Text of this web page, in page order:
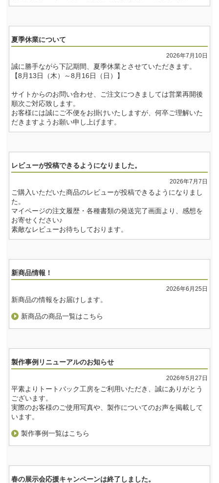
夏季休業について
2026年7月10日
誠に勝手ながら下記期間、夏季休業とさせていただきます。
【8月13日（木）～8月16日（日）】
サイトからのお問い合わせ、ご注文につきましては営業再開後
順次ご対応致します。
お客様には誠にご不便をお掛けいたしますが、何卒ご理解いた
だきますようお願い申し上げます。
レビューが投稿できるようになりました。
2026年7月7日
ご購入いただいた商品のレビューが投稿できるようになりまし
た。
マイページの注文履歴・各種書類の発送完了画面より、感想を
お寄せください♪
素敵なレビューお待ちしております。
新商品情報！
2026年6月25日
新商品の情報をお届けします。
新商品の商品一覧はこちら
製作事例リニューアルのお知らせ
2026年5月27日
平素よりトートバック工房をご利用いただき、誠にありがとう
ございます。
実際のお客様のご使用写真や、製作についてのお声を掲載して
います。
製作事例一覧はこちら
春の展示会応援キャンペーンは終了しました。